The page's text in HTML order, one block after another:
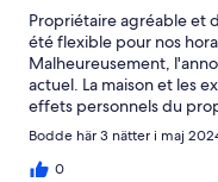
Propriétaire agréable et
été flexible pour nos
Malheureusement,
actuel. La maison et les
effets personnels du
(papiers/courriels/
propreté. A noter que le
dans des dépendances
Bodde här 3 nätter i maj
0